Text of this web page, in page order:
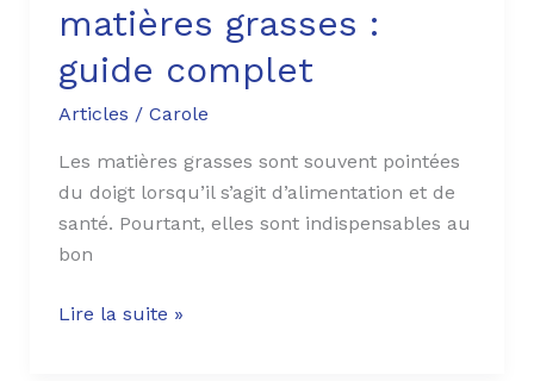
matières grasses :
guide complet
Articles / Carole
Les matières grasses sont souvent pointées
du doigt lorsqu’il s’agit d’alimentation et de
santé. Pourtant, elles sont indispensables au
bon
Lire la suite »